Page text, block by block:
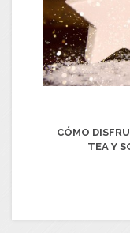
CÓMO
TEA Y